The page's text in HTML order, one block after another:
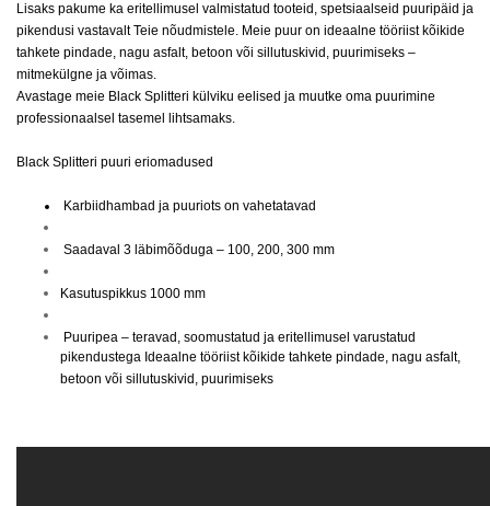
Lisaks pakume ka eritellimusel valmistatud tooteid, spetsiaalseid puuripäid ja
pikendusi vastavalt Teie nõudmistele. Meie puur on ideaalne tööriist kõikide
tahkete pindade, nagu asfalt, betoon või sillutuskivid, puurimiseks –
mitmekülgne ja võimas.
Avastage meie Black Splitteri külviku eelised ja muutke oma puurimine
professionaalsel tasemel lihtsamaks.
Black Splitteri puuri eriomadused
Karbiidhambad ja puuriots on vahetatavad
Saadaval 3 läbimõõduga – 100, 200, 300 mm
Kasutuspikkus 1000 mm
Puuripea – teravad, soomustatud ja eritellimusel varustatud
pikendustega Ideaalne tööriist kõikide tahkete pindade, nagu asfalt,
betoon või sillutuskivid, puurimiseks